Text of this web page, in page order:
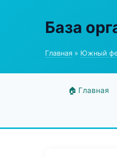
База
Главная » Южный
🏠 Главная